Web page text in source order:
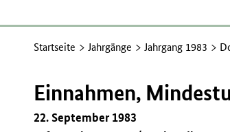
Startseite Jahrgänge Jahrgang 1983
Einnahmen,
22. September 1983